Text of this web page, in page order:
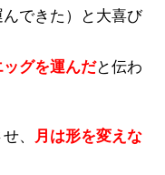
できた）と大喜び
グを運んだと伝わ
、
月は形を変えな